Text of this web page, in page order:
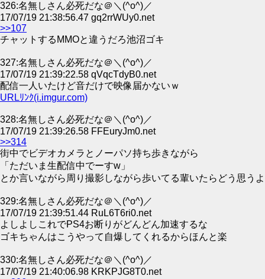
326:名無しさん必死だな＠＼(^o^)／
17/07/19 21:38:56.47 gq2rrWUy0.net
>>107
チャットするMMOと違うだろ池沼ゴキ
327:名無しさん必死だな＠＼(^o^)／
17/07/19 21:39:22.58 qVqcTdyB0.net
配信一人いたけど音だけで映像届かないｗ
URLﾘﾝｸ(i.imgur.com)
328:名無しさん必死だな＠＼(^o^)／
17/07/19 21:39:26.58 FFEuryJm0.net
>>314
街中でビデオカメラとノーパソ持ち歩きながら
「ただいま生配信中でーすw」
とか言いながら周り撮影しながら歩いてる輩いたらどう思うよ
329:名無しさん必死だな＠＼(^o^)／
17/07/19 21:39:51.44 RuL6T6ri0.net
よしよしこれでPS4お断りがどんどん加速するな
ゴキちゃんはこうやって自爆してくれるからほんと楽
330:名無しさん必死だな＠＼(^o^)／
17/07/19 21:40:06.98 KRKPJG8T0.net